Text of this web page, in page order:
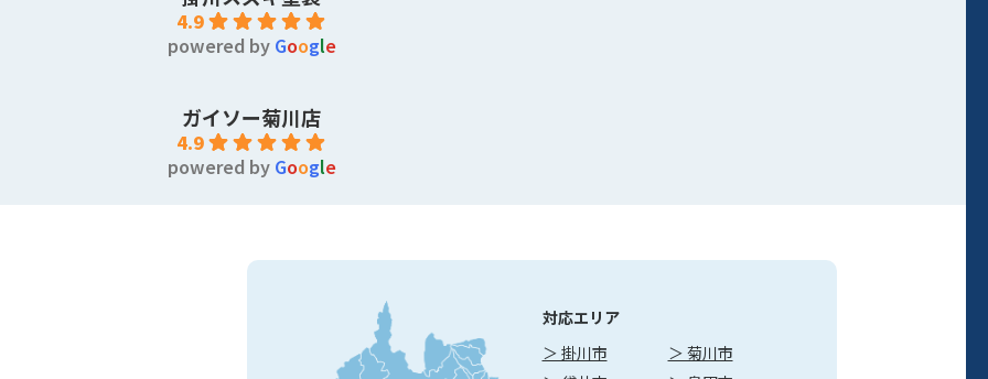
4.9
powered by Google
ガイソー菊川店
4.9
powered by Google
対応エリア
＞ 掛川市
＞ 菊川市